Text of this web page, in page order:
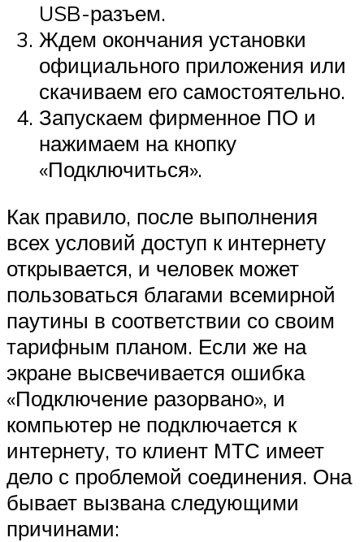
USB-разъем.
Ждем окончания установки
официального приложения или
скачиваем его самостоятельно.
Запускаем фирменное ПО и
нажимаем на кнопку
«Подключиться».
Как правило, после выполнения
всех условий доступ к интернету
открывается, и человек может
пользоваться благами всемирной
паутины в соответствии со своим
тарифным планом. Если же на
экране высвечивается ошибка
«Подключение разорвано», и
компьютер не подключается к
интернету, то клиент МТС имеет
дело с проблемой соединения. Она
бывает вызвана следующими
причинами: